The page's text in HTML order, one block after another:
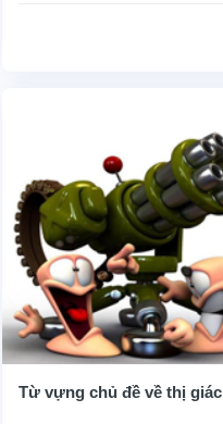
Từ vựng chủ đề về thị giác